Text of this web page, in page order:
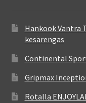
Hankook Vantra
kesärengas
Continental
Gripmax
Rotalla